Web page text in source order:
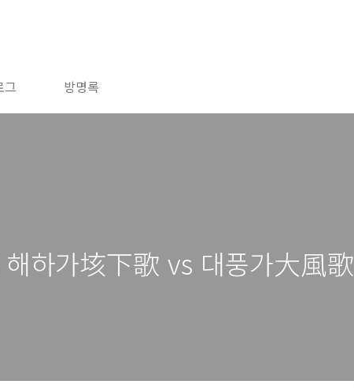
그 방명록
하가垓下歌 vs 대풍가大風歌